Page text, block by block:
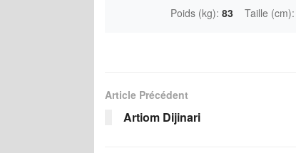
Poids (kg): 83 Taille (cm):
Article Précédent
Artiom Dijinari